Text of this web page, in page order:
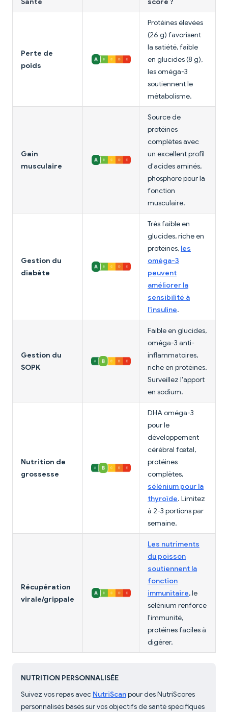
Perte de
poids
Protéines élevées
(26 g) favorisent
la satiété, faible
en glucides (8 g),
les oméga-3
soutiennent le
métabolisme.
Gain
musculaire
Source de
protéines
complètes avec
un excellent profil
d'acides aminés,
phosphore pour la
fonction
musculaire.
Gestion du
diabète
Très faible en
glucides, riche en
protéines, les
oméga-3
peuvent
améliorer la
sensibilité à
l'insuline.
Gestion du
SOPK
Faible en glucides,
oméga-3 anti-
inflammatoires,
riche en protéines.
Surveillez l'apport
en sodium.
Nutrition de
grossesse
DHA oméga-3
pour le
développement
cérébral fœtal,
protéines
complètes,
sélénium pour la
thyroïde. Limitez
à 2-3 portions par
semaine.
Récupération
virale/grippale
Les nutriments
du poisson
soutiennent la
fonction
immunitaire, le
sélénium renforce
l'immunité,
protéines faciles à
digérer.
NUTRITION PERSONNALISÉE
Suivez vos repas avec NutriScanpour des NutriScores
personnalisés basés sur vos objectifs de santé spécifiques